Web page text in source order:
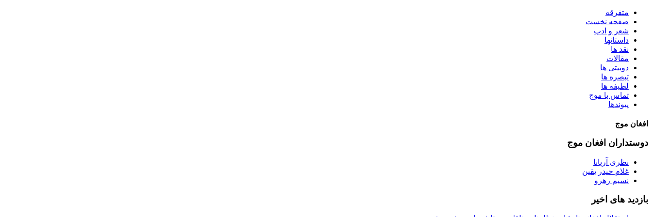
متفرقه
صفحه نخست
شعر و ادب
داستانها
نقد ها
مقالات
دوبیتی ها
تبصره ها
لطیفه ها
تماس با موج
پیوندها
افغان موج
دوستداران افغان موج
نظری آریانا
غلام حیدر یقین
نسیم رهرو
بازدید های اخیر